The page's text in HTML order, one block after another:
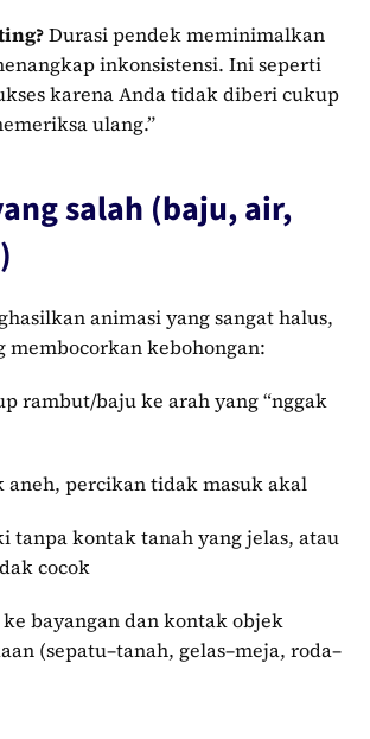
Durasi pendek meminimalkan
inkonsistensi. Ini seperti
karena Anda tidak diberi cukup
ulang.”
salah (baju, air,
animasi yang sangat halus,
membocorkan kebohongan:
rambut/baju ke arah yang “nggak
aneh, percikan tidak masuk akal
tanpa kontak tanah yang jelas, atau
cocok
bayangan dan kontak objek
(sepatu–tanah, gelas–meja, roda–